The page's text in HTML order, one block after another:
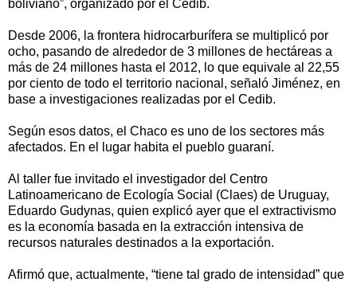
boliviano”, organizado por el Cedib.
Desde 2006, la frontera hidrocarburífera se multiplicó por
ocho, pasando de alrededor de 3 millones de hectáreas a
más de 24 millones hasta el 2012, lo que equivale al 22,55
por ciento de todo el territorio nacional, señaló Jiménez, en
base a investigaciones realizadas por el Cedib.
Según esos datos, el Chaco es uno de los sectores más
afectados. En el lugar habita el pueblo guaraní.
Al taller fue invitado el investigador del Centro
Latinoamericano de Ecología Social (Claes) de Uruguay,
Eduardo Gudynas, quien explicó ayer que el extractivismo
es la economía basada en la extracción intensiva de
recursos naturales destinados a la exportación.
Afirmó que, actualmente, “tiene tal grado de intensidad” que